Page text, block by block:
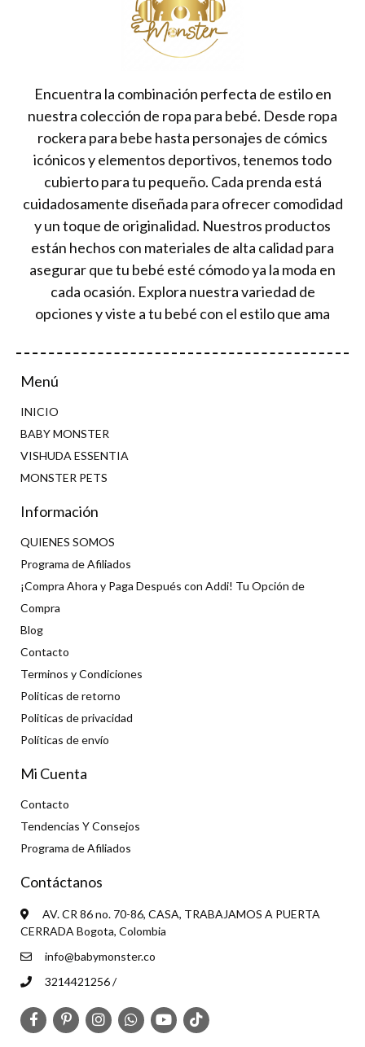
Encuentra la combinación perfecta de estilo en
nuestra colección de ropa para bebé. Desde ropa
rockera para bebe hasta personajes de cómics
icónicos y elementos deportivos, tenemos todo
cubierto para tu pequeño. Cada prenda está
cuidadosamente diseñada para ofrecer comodidad
y un toque de originalidad. Nuestros productos
están hechos con materiales de alta calidad para
asegurar que tu bebé esté cómodo ya la moda en
cada ocasión. Explora nuestra variedad de
opciones y viste a tu bebé con el estilo que ama
Menú
INICIO
BABY MONSTER
VISHUDA ESSENTIA
MONSTER PETS
Información
QUIENES SOMOS
Programa de Afiliados
¡Compra Ahora y Paga Después con Addi! Tu Opción de
Compra
Blog
Contacto
Terminos y Condiciones
Politicas de retorno
Politicas de privacidad
Políticas de envío
Mi Cuenta
Contacto
Tendencias Y Consejos
Programa de Afiliados
Contáctanos
AV. CR 86 no. 70-86, CASA, TRABAJAMOS A PUERTA
CERRADA Bogota, Colombia
info@babymonster.co
3214421256 /